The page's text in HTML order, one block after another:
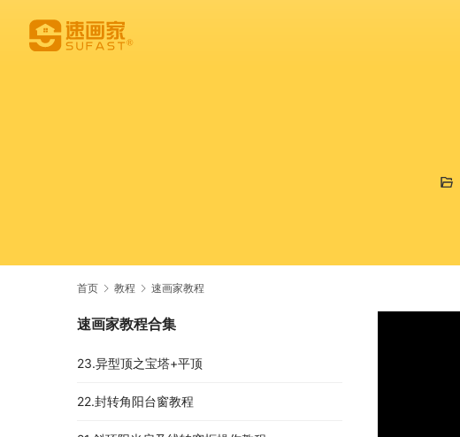
首页 教程 速画家教程
速画家教程合集
23.异型顶之宝塔+平顶
22.封转角阳台窗教程